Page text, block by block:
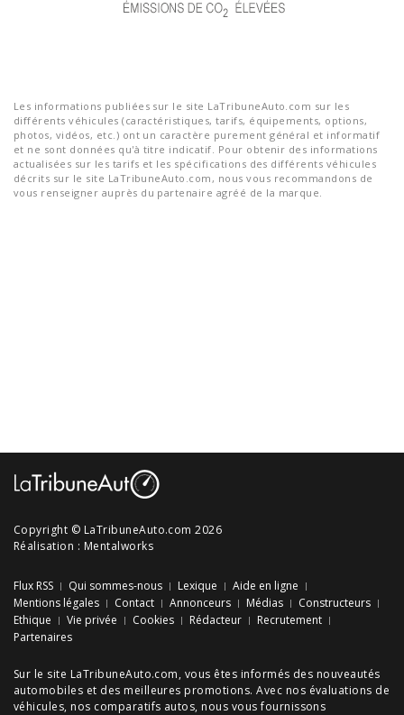
Les informations publiées sur le site LaTribuneAuto.com sur les
différents véhicules (caractéristiques, tarifs, équipements, options,
photos, vidéos, etc.) ont un caractère purement général et informatif
et ne sont données qu'à titre indicatif. Pour obtenir des informations
actualisées sur les tarifs et les spécifications des différents véhicules
décrits sur le site LaTribuneAuto.com, nous vous recommandons de
vous renseigner auprès du partenaire agréé de la marque.
Copyright © LaTribuneAuto.com 2026
Réalisation : Mentalworks
Flux RSS Qui sommes-nous Lexique
Aide en ligne
Mentions légales
Contact Annonceurs Médias
Constructeurs
Ethique
Vie privée Cookies Rédacteur
Recrutement
Partenaires
Sur le site LaTribuneAuto.com, vous êtes informés des nouveautés
automobiles et des meilleures promotions. Avec nos évaluations de
véhicules, nos comparatifs autos, nous vous fournissons